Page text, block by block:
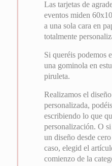
Las tarjetas de
eventos miden
a una sola cara en
totalmente
Si queréis podemos
una gominola en
piruleta.
Realizamos el
personalizada,
escribiendo lo que
personalización. O
un diseño desde
caso, elegid el
comienzo de la